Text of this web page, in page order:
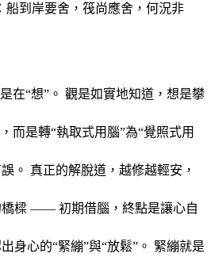
到岸要舍，筏尚應舍，何況非
在“想”。 觀是如實地知道，想是攀
而是轉“執取式用腦”為“覺照式用
。 真正的解脫道，越修越輕安，
橋樑 —— 初期借腦，終點是讓心自
身心的“緊繃”與“放鬆”。 緊繃就是